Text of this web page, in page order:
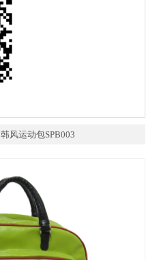
韩风运动包SPB003